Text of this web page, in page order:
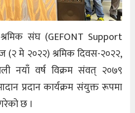
श्रमिक संघ (GEFONT Support
मे २०२२) श्रमिक दिवस-२०२२,
नयाँ वर्ष विक्रम संवत् २०७९
प्रदान कार्यक्रम संयुक्त रूपमा
छ ।